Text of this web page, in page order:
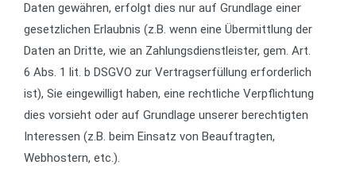
Daten gewähren, erfolgt dies nur auf Grundlage einer
gesetzlichen Erlaubnis (z.B. wenn eine Übermittlung der
Daten an Dritte, wie an Zahlungsdienstleister, gem. Art.
6 Abs. 1 lit. b DSGVO zur Vertragserfüllung erforderlich
ist), Sie eingewilligt haben, eine rechtliche Verpflichtung
dies vorsieht oder auf Grundlage unserer berechtigten
Interessen (z.B. beim Einsatz von Beauftragten,
Webhostern, etc.).